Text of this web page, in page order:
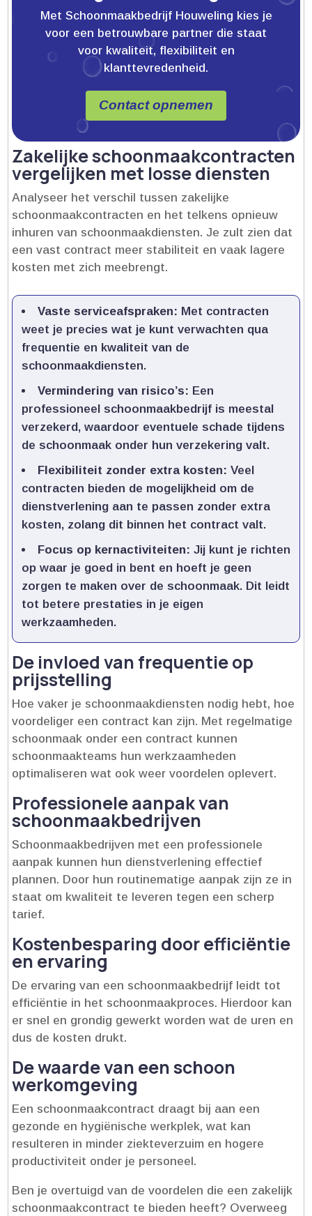
Met Schoonmaakbedrijf Houweling kies je
voor een betrouwbare partner die staat
voor kwaliteit, flexibiliteit en
klanttevredenheid.
Contact opnemen
Zakelijke schoonmaakcontracten
vergelijken met losse diensten
Analyseer het verschil tussen zakelijke
schoonmaakcontracten en het telkens opnieuw
inhuren van schoonmaakdiensten.​ Je zult zien dat
een vast contract meer stabiliteit en vaak lagere
kosten met zich meebrengt.​
Vaste serviceafspraken: Met contracten
weet je precies wat je kunt verwachten qua
frequentie en kwaliteit van de
schoonmaakdiensten.​
Vermindering van risico’s: Een
professioneel schoonmaakbedrijf is meestal
verzekerd, waardoor eventuele schade tijdens
de schoonmaak onder hun verzekering valt.​
Flexibiliteit zonder extra kosten: Veel
contracten bieden de mogelijkheid om de
dienstverlening aan te passen zonder extra
kosten, zolang dit binnen het contract valt.​
Focus op kernactiviteiten: Jij kunt je richten
op waar je goed in bent en hoeft je geen
zorgen te maken over de schoonmaak.​ Dit leidt
tot betere prestaties in je eigen
werkzaamheden.​
De invloed van frequentie op
prijsstelling
Hoe vaker je schoonmaakdiensten nodig hebt, hoe
voordeliger een contract kan zijn.​ Met regelmatige
schoonmaak onder een contract kunnen
schoonmaakteams hun werkzaamheden
optimaliseren wat ook weer voordelen oplevert.​
Professionele aanpak van
schoonmaakbedrijven
Schoonmaakbedrijven met een professionele
aanpak kunnen hun dienstverlening effectief
plannen.​ Door hun routinematige aanpak zijn ze in
staat om kwaliteit te leveren tegen een scherp
tarief.​
Kostenbesparing door efficiëntie
en ervaring
De ervaring van een schoonmaakbedrijf leidt tot
efficiëntie in het schoonmaakproces.​ Hierdoor kan
er snel en grondig gewerkt worden wat de uren en
dus de kosten drukt.​
De waarde van een schoon
werkomgeving
Een schoonmaakcontract draagt bij aan een
gezonde en hygiënische werkplek, wat kan
resulteren in minder ziekteverzuim en hogere
productiviteit onder je personeel.​
Ben je overtuigd van de voordelen die een zakelijk
schoonmaakcontract te bieden heeft? Overweeg